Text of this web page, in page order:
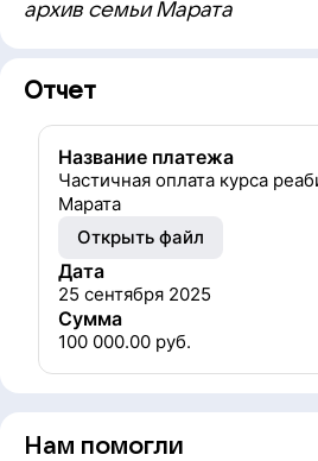
архив семьи Марата
Отчет
Название платежа
Частичная оплата курса
Марата
Открыть файл
Дата
25 сентября 2025
Сумма
100 000.00 руб.
Нам помогли